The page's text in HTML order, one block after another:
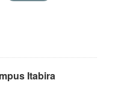
Itabira